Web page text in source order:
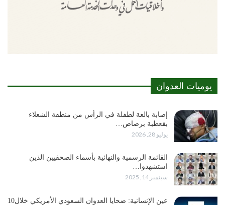
يوميات العدوان
إصابة بالغة لطفلة في الرأس من منطقة الشعلاء
بقعطبة برصاص…
يوليو 28, 2026
القائمة الرسمية والنهائية بأسماء الصحفيين الذين
استشهدوا…
سبتمبر 14, 2025
عين الإنسانية: ضحايا العدوان السعودي الأمريكي خلال10